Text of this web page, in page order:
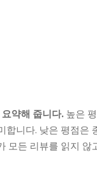
약해 줍니다. 높은
합니다. 낮은 평점은
모든 리뷰를 읽지 않